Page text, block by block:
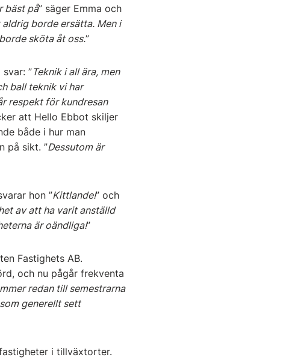
bäst på” säger Emma och
borde ersätta. Men i
sköta åt oss.”
”Teknik i all ära, men
ball teknik vi har
respekt för kundresan
att Hello Ebbot skiljer
både i hur man
på sikt. ”Dessutom är
hon ”Kittlande!” och
av att ha varit anställd
är oändliga!”
Fastighets AB.
och nu pågår frekventa
redan till semestrarna
generellt sett
i tillväxtorter.